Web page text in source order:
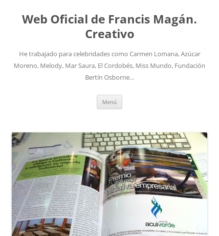
contenido
Web Oficial de Francis Magán.
Creativo
He trabajado para celebridades como Carmen Lomana, Azúcar
Moreno, Melody, Mar Saura, El Cordobés, Miss Mundo, Fundación
Bertín Osborne…
Menú